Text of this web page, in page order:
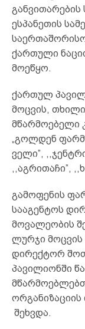
განვითარების
ესპანეთის
საერთაშორისო
ქართული
მოეწყო.
ქართულ
მოცვის,
მწარმოებელი
„გოლდენ
ველი”,
,,აგრითაჩი”,
გამოფენის
სააგენტოს
მოვალეობის
ლურჯი მოცვის
დირექტორ
პავილიონში
შეხვდა.